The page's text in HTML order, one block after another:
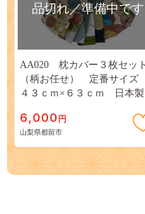
品切れ／準備中です
AA020 枕カバー３枚セット
（柄お任せ） 定番サイズ
４３ｃｍ×６３ｃｍ 日本製
6,000 円
山梨県都留市